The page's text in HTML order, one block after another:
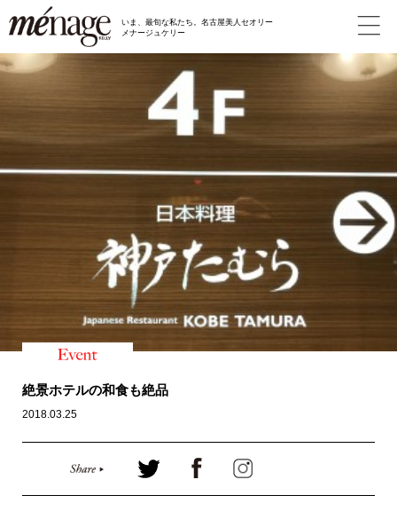
いま、最旬な私たち。名古屋美人セオリー
メナージュケリー
絶景ホテルの和食も絶品
2018.03.25